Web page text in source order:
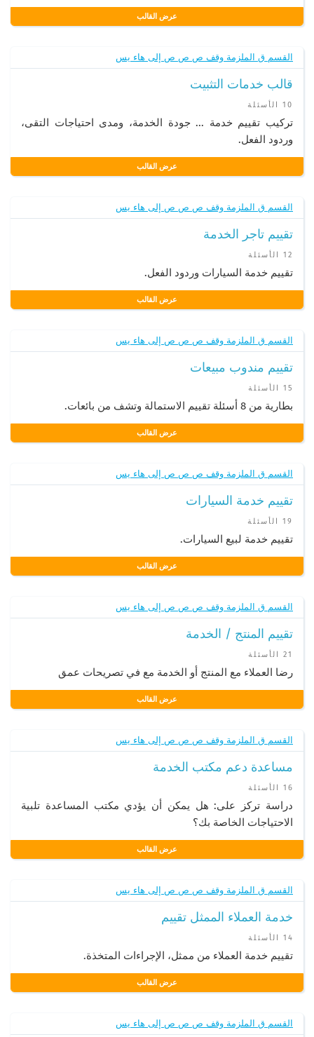
عرض القالب
القسم ق الملزمة وقف ص ص ص إلى هاء يس
قالب خدمات التثبيت
10 الأسئلة
تركيب تقييم خدمة ... جودة الخدمة، ومدى احتياجات التقى،
وردود الفعل.
عرض القالب
القسم ق الملزمة وقف ص ص ص إلى هاء يس
تقييم تاجر الخدمة
12 الأسئلة
تقييم خدمة السيارات وردود الفعل.
عرض القالب
القسم ق الملزمة وقف ص ص ص إلى هاء يس
تقييم مندوب مبيعات
15 الأسئلة
بطارية من 8 أسئلة تقييم الاستمالة وتشف من بائعات.
عرض القالب
القسم ق الملزمة وقف ص ص ص إلى هاء يس
تقييم خدمة السيارات
19 الأسئلة
تقييم خدمة لبيع السيارات.
عرض القالب
القسم ق الملزمة وقف ص ص ص إلى هاء يس
تقييم المنتج / الخدمة
21 الأسئلة
رضا العملاء مع المنتج أو الخدمة مع في تصريحات عمق
عرض القالب
القسم ق الملزمة وقف ص ص ص إلى هاء يس
مساعدة دعم مكتب الخدمة
16 الأسئلة
دراسة تركز على: هل يمكن أن يؤدي مكتب المساعدة تلبية
الاحتياجات الخاصة بك؟
عرض القالب
القسم ق الملزمة وقف ص ص ص إلى هاء يس
خدمة العملاء الممثل تقييم
14 الأسئلة
تقييم خدمة العملاء من ممثل، الإجراءات المتخذة.
عرض القالب
القسم ق الملزمة وقف ص ص ص إلى هاء يس